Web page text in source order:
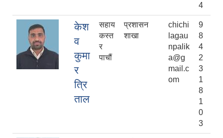
4
केश
व
कुमा
र
त्रि
ताल
सहाय
कस्त
र
पाचौं
प्रशासन
शाखा
chichi
lagau
npalik
a@g
mail.c
om
9
8
4
2
3
1
8
1
0
3